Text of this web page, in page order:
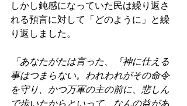
しかし鈍感になっていた民は繰り返さ
れる預言に対して「どのように」と繰
り返しました。
「あなたがたは言った、『神に仕える
事はつまらない。われわれがその命令
を守り、かつ万軍の主の前に、悲しん
で歩いたからといって、なんの益があ